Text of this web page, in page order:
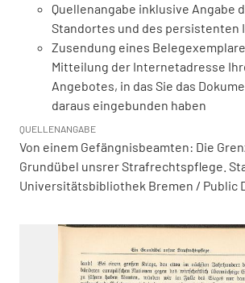
Quellenangabe inklusive Angabe
Standortes und des persistenten
Zusendung eines
Mitteilung der Internetadresse
Angebotes, in das Sie das
daraus eingebunden haben
QUELLENANGABE
Von einem Gefängnisbeamten: Die
Grundübel unsrer Strafrechtspflege.
Universitätsbibliothek Bremen / Public